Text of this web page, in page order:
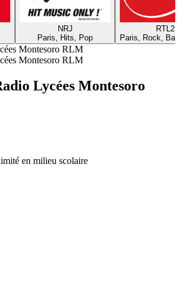
NRJ
Paris, Hits, Pop
RTL2
Paris, Rock,
Montesoro RLM
Montesoro RLM
Lycées Montesoro
en milieu scolaire